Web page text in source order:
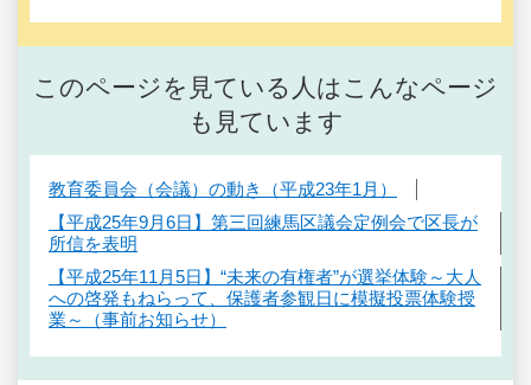
このページを見ている人はこんなページ
も見ています
教育委員会（会議）の動き（平成23年1月）
【平成25年9月6日】第三回練馬区議会定例会で区長が
所信を表明
【平成25年11月5日】“未来の有権者”が選挙体験～大人
への啓発もねらって、保護者参観日に模擬投票体験授
業～（事前お知らせ）